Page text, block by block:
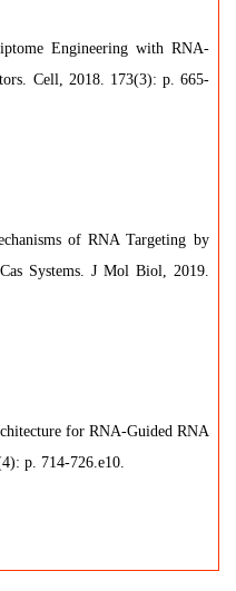
Engineering with RNA-
Cell, 2018. 173(3): p. 665-
of RNA Targeting by
Systems. J Mol Biol, 2019.
for RNA-Guided RNA
p. 714-726.e10.